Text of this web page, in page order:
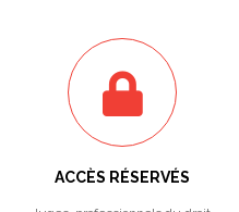
ACCÈS RÉSERVÉS